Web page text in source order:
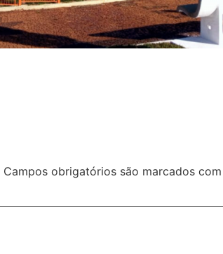
Campos obrigatórios são marcados com